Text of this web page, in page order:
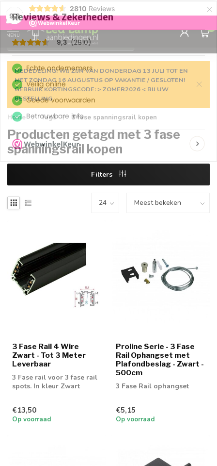
9,3
2810 Reviews ×
Gegarandeerde delaagste prijs
MENU
MEDEDELING! WIJ ZIJN VAN DONDERDAG 13 JULI TOT EN
MET ZONDAG 16 AUGUSTUS OP VAKANTIE / GESLOTEN!
GEBRUIK KORTINGSCODE: > ZOMER2026 < BIJ UW
BESTELLING
Home / Tags / 3 fase spanningsrail kopen
Producten getagd met 3 fase
spanningsrail kopen
Filters
3 Fase Rail 4 Wire
Zwart - Tot 3 Meter
Leverbaar
3 Fase rail voor 3 fase rail
spots. In kleur Zwart
€13,50
Op voorraad
Proline Serie - 3 Fase
Rail Ophangset met
Plafondbeslag - Zwart -
500cm
3 Fase Rail ophangset
€5,15
Op voorraad